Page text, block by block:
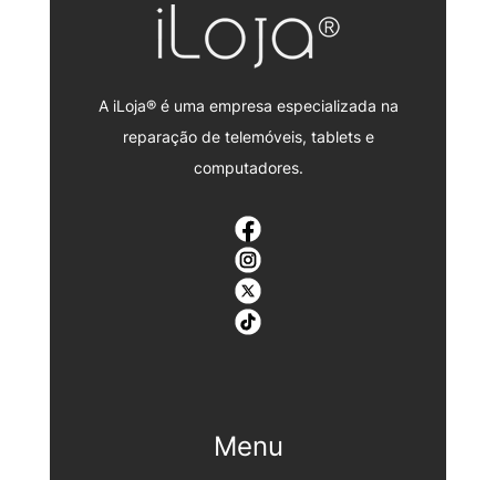
A iLoja® é uma empresa especializada na
reparação de telemóveis, tablets e
computadores.
Menu